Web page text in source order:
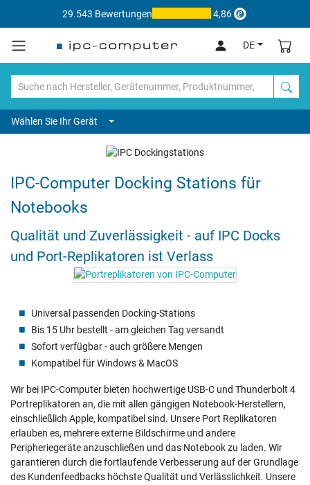
29.543 Bewertungen 4,86
DE
Wählen Sie Ihr Gerät
IPC-Computer Docking Stations für
Notebooks
Qualität und Zuverlässigkeit - auf IPC Docks
und Port-Replikatoren ist Verlass
Universal passenden Docking-Stations
Bis 15 Uhr bestellt - am gleichen Tag versandt
Sofort verfügbar - auch größere Mengen
Kompatibel für Windows & MacOS
Wir bei IPC-Computer bieten hochwertige USB-C und Thunderbolt 4
Portreplikatoren an, die mit allen gängigen Notebook-Herstellern,
einschließlich Apple, kompatibel sind. Unsere Port Replikatoren
erlauben es, mehrere externe Bildschirme und andere
Peripheriegeräte anzuschließen und das Notebook zu laden. Wir
garantieren durch die fortlaufende Verbesserung auf der Grundlage
des Kundenfeedbacks höchste Qualität und Verlässlichkeit. Unsere